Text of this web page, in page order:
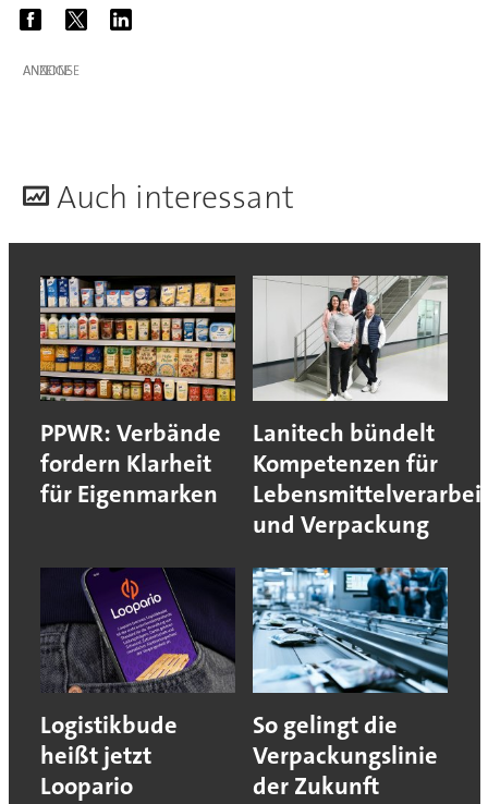
ANZEIGE
Auch interessant
PPWR: Verbände
fordern Klarheit
für Eigenmarken
Lanitech bündelt
Kompetenzen für
und Verpackung
Logistikbude
heißt jetzt
Loopario
So gelingt die
Verpackungslinie
der Zukunft